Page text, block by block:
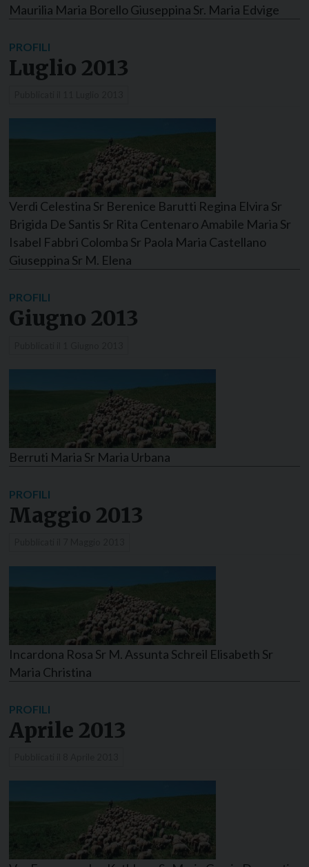
Maurilia Maria Borello Giuseppina Sr. Maria Edvige
PROFILI
Luglio 2013
Verdi Celestina Sr Berenice Barutti Regina Elvira Sr
Brigida De Santis Sr Rita Centenaro Amabile Maria Sr
Isabel Fabbri Colomba Sr Paola Maria Castellano
Giuseppina Sr M. Elena
PROFILI
Giugno 2013
Berruti Maria Sr Maria Urbana
PROFILI
Maggio 2013
Incardona Rosa Sr M. Assunta Schreil Elisabeth Sr
Maria Christina
PROFILI
Aprile 2013